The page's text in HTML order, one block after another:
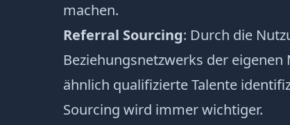
machen.
Referral Sourcing: Durch die
Beziehungsnetzwerks der
ähnlich qualifizierte Talente
Sourcing wird immer wichtiger.